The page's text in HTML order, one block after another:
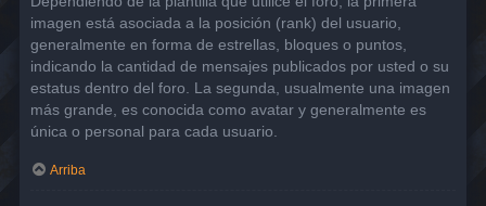
imagen está asociada a la posición (rank) del usuario,
generalmente en forma de estrellas, bloques o puntos,
indicando la cantidad de mensajes publicados por usted o su
estatus dentro del foro. La segunda, usualmente una imagen
más grande, es conocida como avatar y generalmente es
única o personal para cada usuario.
Arriba